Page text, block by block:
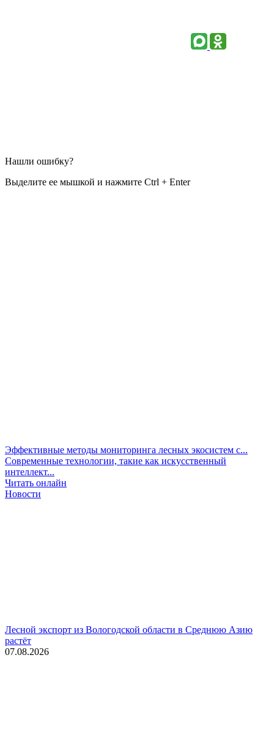
Нашли ошибку?
Выделите ее мышкой и нажмите Ctrl + Enter
Эффективные методы мониторинга лесных экосистем с...
Современные технологии, такие как искусственный
интеллект...
Читать онлайн
Новости
Лесной экспорт из Вологодской области в Среднюю Азию
растёт
07.08.2026